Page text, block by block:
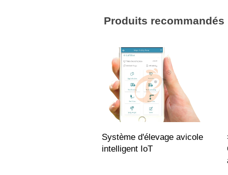
intègrent l'automatisation aux
pratiques d'élevage durables
l'élevage influence les
performances des
équipements et l'efficacité de
la gestion quotidienne
5. Réception /N° WhatsApp :
+8618830120193
Produits recommandés
Système d'élevage avicole
intelligent IoT